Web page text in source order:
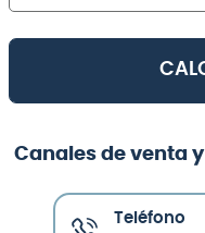
Canales de venta
Teléfono